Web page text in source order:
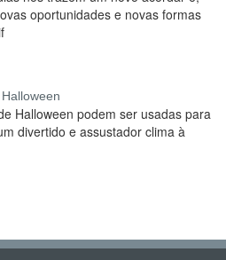
oportunidades e novas formas
Halloween podem ser usadas para
divertido e assustador clima à